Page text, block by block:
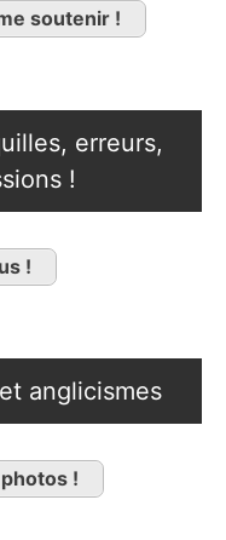
soutenir !
erreurs,
!
!
anglicismes
!